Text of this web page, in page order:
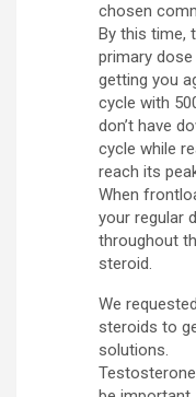
chosen
By this time,
primary
getting you
cycle with
don’t have
cycle while
reach its
When
your regular
throughout
steroid.
We
steroids to
solutions.